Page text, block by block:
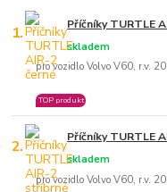
1. Příčníky TURTLE
pro vozidlo Volvo V60, r.v.
skladem
TOP produkt
2. Příčníky TURTLE
pro vozidlo Volvo V60, r.v.
skladem